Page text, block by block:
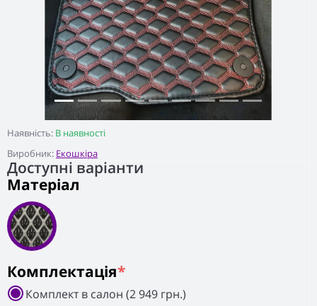
Наявність: В наявності
Виробник: Екошкіра
Доступні варіанти
Матеріал
Комплектація*
Комплект в салон (2 949 грн.)